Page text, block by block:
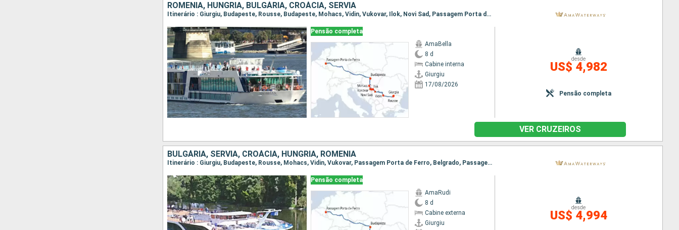
ROMÊNIA, HUNGRIA, BULGÁRIA, CROÁCIA, SÉRVIA
Itinerário : Giurgiu, Budapeste, Rousse, Budapeste, Mohacs, Vidin, Vukovar, Ilok, Novi Sad, Passagem Porta de Ferro, Belgrado, Passagem Porta de Ferro, Vidin, Vukovar, Novi Sad, Mohacs, Rousse, Budapeste, Giurgiu
Pensão completa
AmaBella
8 d
Cabine interna
Giurgiu
17/08/2026
desde
US$ 4,982
Pensão completa
VER CRUZEIROS
BULGÁRIA, SÉRVIA, CROÁCIA, HUNGRIA, ROMÊNIA
Itinerário : Giurgiu, Budapeste, Rousse, Mohacs, Vidin, Vukovar, Passagem Porta de Ferro, Belgrado, Passagem Porta de Ferro, Vukovar, Vidin, Mohacs, Rousse, Budapeste, Giurgiu
Pensão completa
AmaRudi
8 d
Cabine externa
Giurgiu
desde
US$ 4,994